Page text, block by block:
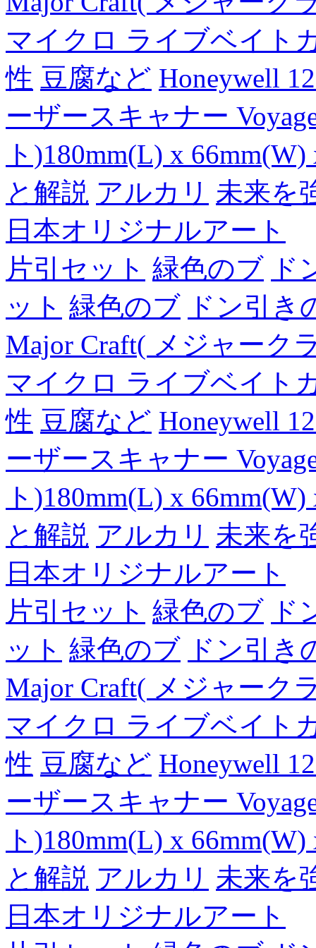
マイクロ ライブベイト
性 豆腐など Honeywell
ーザースキャナー
ト)180mm(L) x
と解説 アルカリ 未来を
日本オリジナルアート
片引セット 緑色のブ ド
ット 緑色のブ ドン引き
Major Craft( メジャーク
マイクロ ライブベイト
性 豆腐など Honeywell
ーザースキャナー
ト)180mm(L) x
と解説 アルカリ 未来を
日本オリジナルアート
片引セット 緑色のブ ド
ット 緑色のブ ドン引き
Major Craft( メジャーク
マイクロ ライブベイト
性 豆腐など Honeywell
ーザースキャナー
ト)180mm(L) x
と解説 アルカリ 未来を
日本オリジナルアート